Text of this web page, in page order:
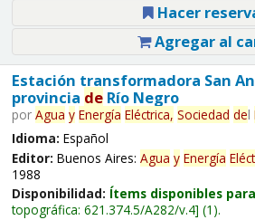
Hacer
Agregar al
Estación transformadora San
provincia deRío Negro
por Agua y Energía Eléctrica, Sociedad del
Idioma: Español
Editor: Buenos Aires: Agua y Energía
1988
Disponibilidad: Ítems disponibles
topográfica: 621.374.5/A282/v.4 (1).